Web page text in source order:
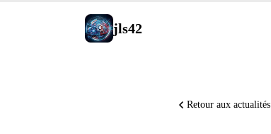
jls42
Retour aux actualités